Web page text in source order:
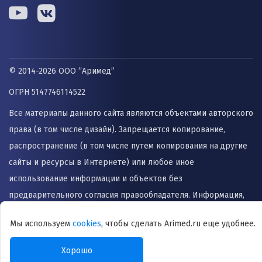
© 2014-2026 ООО “Аримед”
ОГРН 5147746114522
Все материалы данного сайта являются объектами авторского
права (в том числе дизайн). Запрещается копирование,
распространение (в том числе путем копирования на другие
сайты и ресурсы в Интернете) или любое иное
использование информации и объектов без
предварительного согласия правообладателя. Информация,
может быть использована для назначения лечения и
Мы используем cookies, чтобы сделать Arimed.ru еще удобнее.
Хорошо